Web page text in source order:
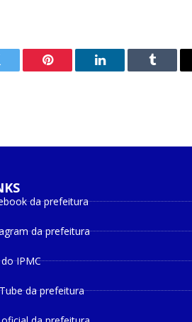
Pinterest
O
Tumblr
da prefeitura
da prefeitura
IPMC
da prefeitura